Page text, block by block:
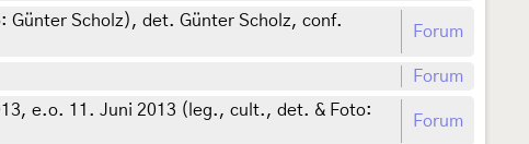
Scholz), det. Günter Scholz, conf.
Forum
Forum
e.o. 11. Juni 2013 (leg., cult., det. & Foto:
Forum